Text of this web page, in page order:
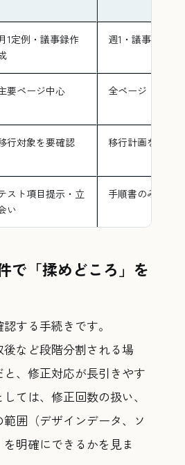
1定例・議事録作
週1・議事録は社
要ページ中心 全ページ
行対象を要確認 移行計画を提示
スト項目提示・立
い
手順書のみ
で「揉めどころ」を
する手続きです。
など段階分割される場
、修正対応が長引きやす
ては、修正回数の扱い、
囲（デザインデータ、ソ
明確にできるかを見ま